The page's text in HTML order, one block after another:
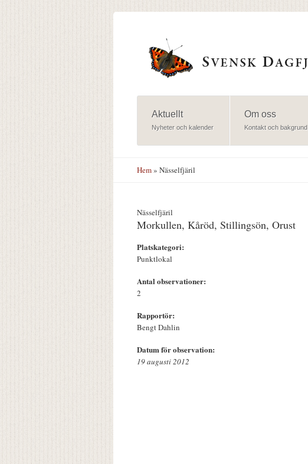
Aktuellt
Nyheter och kalender
Om oss
Kontakt och bakgrund
Hem» Nässelfjäril
Nässelfjäril
Morkullen, Kåröd, Stillingsön, Orust
Platskategori:
Punktlokal
Antal observationer:
2
Rapportör:
Bengt Dahlin
Datum för observation:
19 augusti 2012